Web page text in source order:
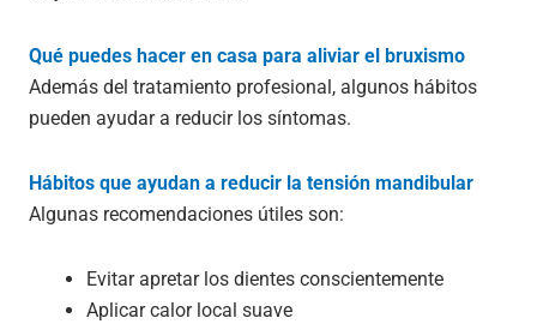
Qué puedes hacer en casa para aliviar el bruxismo
Además del tratamiento profesional, algunos hábitos
pueden ayudar a reducir los síntomas.
Hábitos que ayudan a reducir la tensión mandibular
Algunas recomendaciones útiles son:
Evitar apretar los dientes conscientemente
Aplicar calor local suave